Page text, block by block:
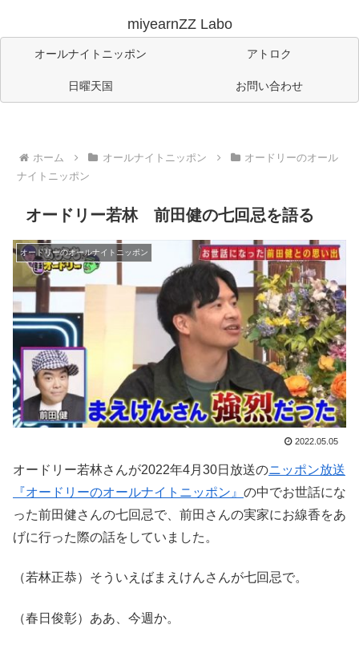
miyearnZZ Labo
オールナイトニッポン アトロク
日曜天国 お問い合わせ
ホーム オールナイトニッポン
オードリーのオール
ナイトニッポン
オードリー若林 前田健の七回忌を語る
オードリーのオールナイトニッポン
2022.05.05
オードリー若林さんが2022年4月30日放送のニッポン放送
『オードリーのオールナイトニッポン』 の中でお世話にな
った前田健さんの七回忌で、前田さんの実家にお線香をあ
げに行った際の話をしていました。
（若林正恭）そういえばまえけんさんが七回忌で。
（春日俊彰）ああ、今週か。